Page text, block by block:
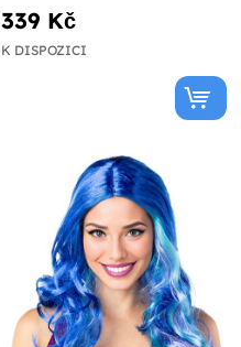
339 Kč
K DISPOZICI